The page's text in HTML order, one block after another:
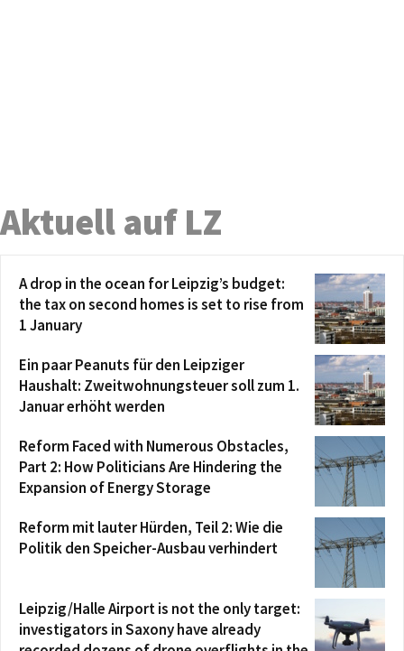
Aktuell auf LZ
A drop in the ocean for Leipzig’s budget:
the tax on second homes is set to rise from
1 January
Ein paar Peanuts für den Leipziger
Haushalt: Zweitwohnungsteuer soll zum 1.
Januar erhöht werden
Reform Faced with Numerous Obstacles,
Part 2: How Politicians Are Hindering the
Expansion of Energy Storage
Reform mit lauter Hürden, Teil 2: Wie die
Politik den Speicher-Ausbau verhindert
Leipzig/Halle Airport is not the only target:
investigators in Saxony have already